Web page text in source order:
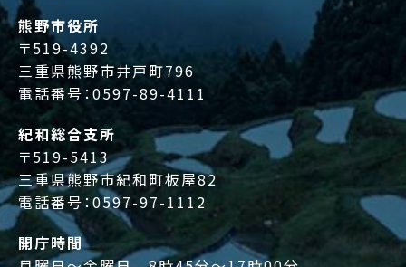
熊野市役所
〒519-4392
三重県熊野市井戸町796
電話番号：0597-89-4111
紀和総合支所
〒519-5413
三重県熊野市紀和町板屋82
電話番号：0597-97-1112
開庁時間